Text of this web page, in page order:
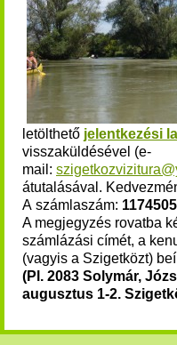
letölthető jelentkezési
visszaküldésével (e-
mail:
átutalásával.
A számlaszám:
A megjegyzés rovatba
számlázási címét, a
(vagyis a Szigetközt)
(Pl. 2083 Solymár,
augusztus 1-2.